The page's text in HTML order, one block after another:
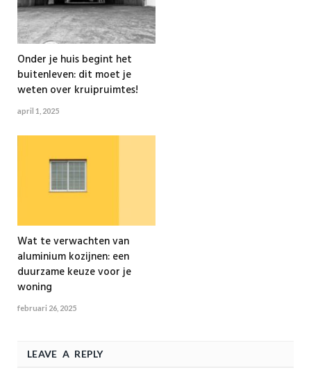
Onder je huis begint het
buitenleven: dit moet je
weten over kruipruimtes!
april 1, 2025
Wat te verwachten van
aluminium kozijnen: een
duurzame keuze voor je
woning
februari 26, 2025
LEAVE A REPLY